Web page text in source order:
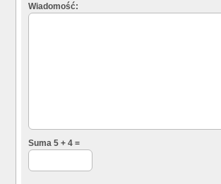
Wiadomość:
Suma 5 + 4 =